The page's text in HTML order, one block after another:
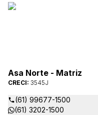
Asa Norte - Matriz
CRECI: 3545J
(61) 99677-1500
(61) 3202-1500